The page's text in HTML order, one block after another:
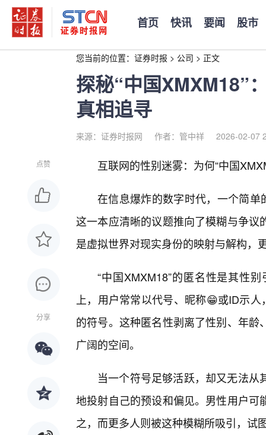
首页 快讯 要闻 股市
您当前的位置： 证券时报 > 公司 > 正文
探秘“中国XMXM18”
真相追寻
来源：证券时报网 作者：管中祥 2026-02-07
点赞
分享
互联网的性别迷雾：为何“中国
在信息爆炸的数字时代，一个简单
这一本应清晰的议题推向了模糊与争
是虚拟世界对现实身份的映射与解构，
“中国XMXM18”的匿名性是其性
上，用户常常以代号、昵称😁或ID示
的符号。这种匿名性剥离了性别、年
广阔的空间。
当一个符号足够活跃，却又无法
地投射自己的预设和偏见。男性用户
之，而更多人则被这种模糊所吸引，试